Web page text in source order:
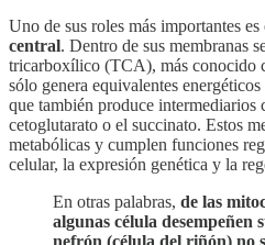
Uno de sus roles más importantes es
central. Dentro de sus membranas
tricarboxílico (TCA), más conocido
sólo genera equivalentes
que también produce intermediarios
cetoglutarato o el succinato. Estos
metabólicas y cumplen funciones
celular, la expresión genética y la
En otras palabras, de las
algunas célula desempeñen
nefrón (célula del riñón) no